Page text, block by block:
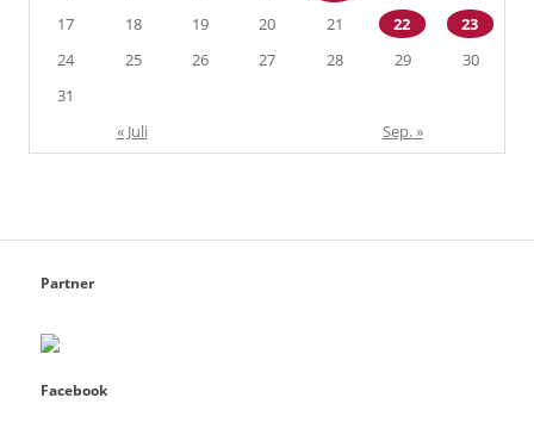
17
18 19 20 21 22
23
24
25 26 27 28 29
30
31
« Juli
Sep. »
Partner
Facebook